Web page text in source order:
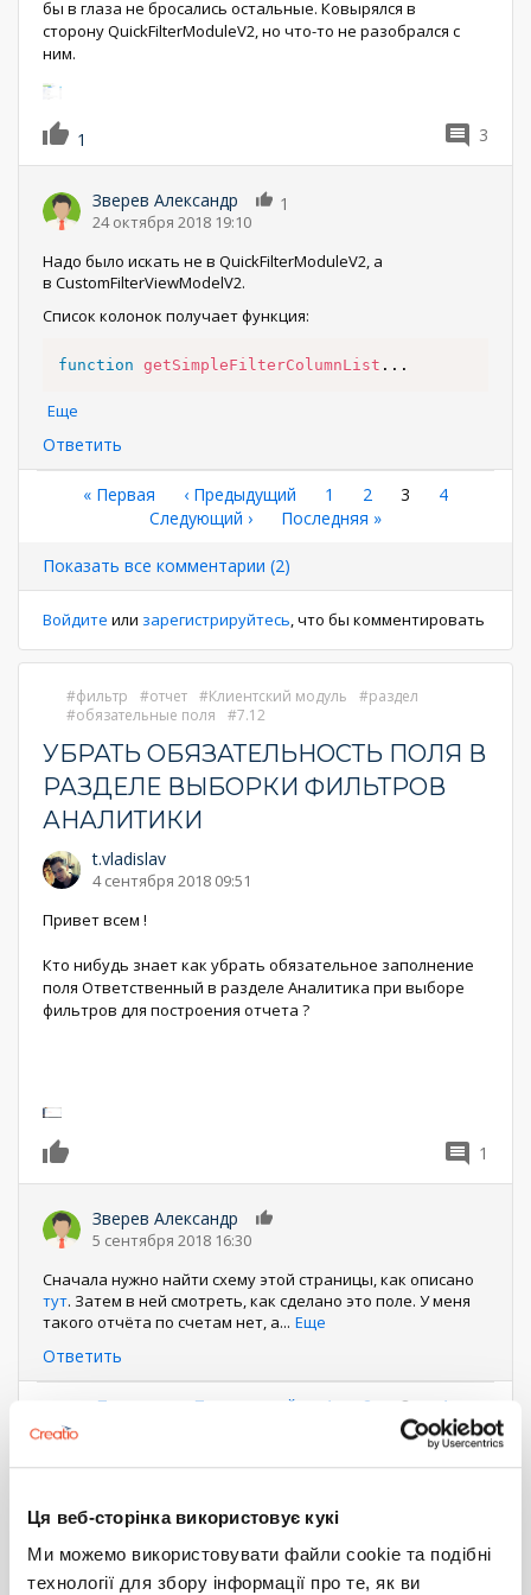
Ця веб-сторінка використовує кукі
Ми можемо використовувати файли cookie та подібні
технології для збору інформації про те, як ви
бы в глаза не бросались остальные. Ковырялся в
сторону QuickFilterModuleV2, но что-то не разобрался с
ним.
1 3
Зверев Александр
24 октября 2018 19:10
1
Надо было искать не в QuickFilterModuleV2, а
в CustomFilterViewModelV2.
Список колонок получает функция:
function getSimpleFilterColumnList ...
Еще
Ответить
Нумерация
страниц
Первая
страница
« Первая ←
‹ Предыдущий Страница
1 Страница
2
Текущая
3 Страница
4
Следующая
Следующий ›
Последняя
Последняя »
Показать все комментарии (2)
Войдите или зарегистрируйтесь, что бы комментировать
фильтр отчет Клиентский модуль
раздел
обязательные поля
7.12
УБРАТЬ ОБЯЗАТЕЛЬНОСТЬ ПОЛЯ В
РАЗДЕЛЕ ВЫБОРКИ ФИЛЬТРОВ
АНАЛИТИКИ
t.vladislav
4 сентября 2018 09:51
Привет всем !
Кто нибудь знает как убрать обязательное заполнение
поля Ответственный в разделе Аналитика при выборе
фильтров для построения отчета ?
1
Зверев Александр
5 сентября 2018 16:30
Сначала нужно найти схему этой страницы, как описано
тут. Затем в ней смотреть, как сделано это поле. У меня
такого отчёта по счетам нет, а... Еще
Ответить
Нумерация
страниц
Первая
« Первая ←
‹ Предыдущий Страница
1 Страница
2
Текущая
страница
3 Страница
4
Date Filter фильтр 7.12 sales